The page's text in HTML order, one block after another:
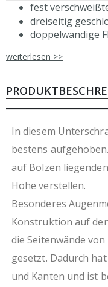
fest
dreiseitig
doppelwandige
inkl. 1
rostfreier,
frei
leicht zu
optional
mit Füßen
Folierung
weiterlesen >>
In diesem
bestens
auf Bolzen
Höhe verstellen.
Besonderes
Konstruktion auf
die Seitenwände
gesetzt. Dadurch
und Kanten und ist